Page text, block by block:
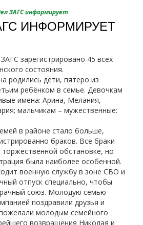
ЗАГС информирует
ИНФОРМИРУЕТ
зарегистрировано 45 всех
состояния.
родились дети, пятеро из
ребёнком в семье. Девочкам
имена: Арина, Мелания,
мальчикам – мужественные:
в районе стало больше,
браков. Все браки
торжественной обстановке, но
была наиболее особенной.
военную службу в зоне СВО и
отпуск специально, чтобы
союз. Молодую семью
поздравили друзья и
молодым семейного
возвращения Николая и